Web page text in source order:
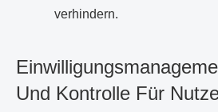
verhindern.
Und Kontrolle Für